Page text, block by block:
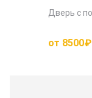
Дверь с
от 8500₽